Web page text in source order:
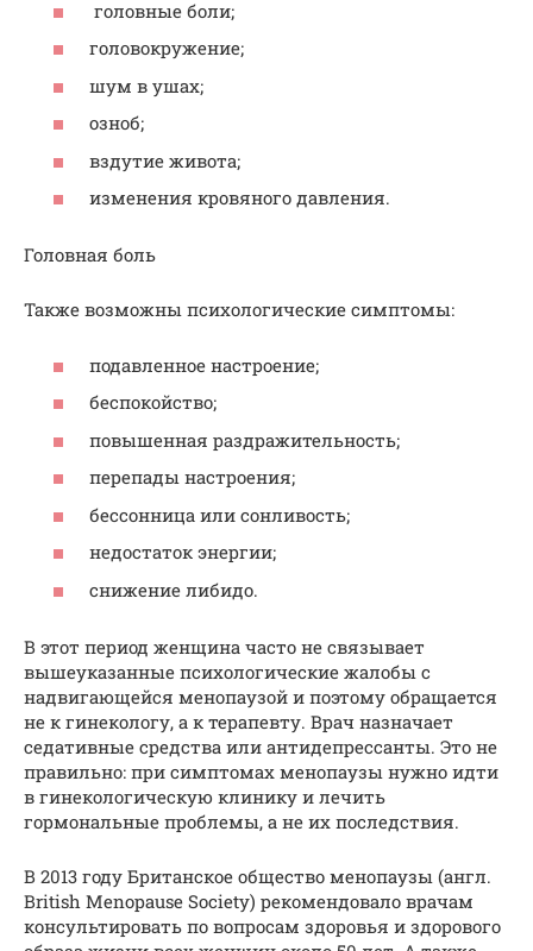
головные боли;
головокружение;
шум в ушах;
озноб;
вздутие живота;
изменения кровяного давления.
Головная боль
Также возможны психологические симптомы:
подавленное настроение;
беспокойство;
повышенная раздражительность;
перепады настроения;
бессонница или сонливость;
недостаток энергии;
снижение либидо.
В этот период женщина часто не связывает
вышеуказанные психологические жалобы с
надвигающейся менопаузой и поэтому обращается
не к гинекологу, а к терапевту. Врач назначает
седативные средства или антидепрессанты. Это не
правильно: при симптомах менопаузы нужно идти
в гинекологическую клинику и лечить
гормональные проблемы, а не их последствия.
В 2013 году Британское общество менопаузы (англ.
British Menopause Society) рекомендовало врачам
консультировать по вопросам здоровья и здорового